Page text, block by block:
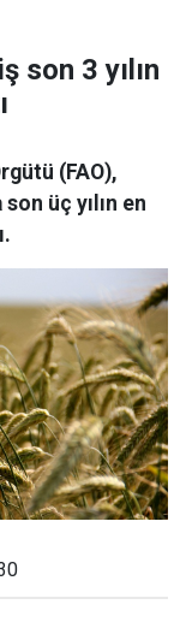
son 3 yılın
(FAO),
üç yılın en